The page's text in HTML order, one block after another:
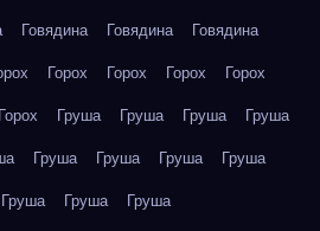
Говядина Говядина
Говядина
Горох Горох Горох
Горох
Горох Груша Груша Груша
Груша
Груша Груша Груша
Груша
Груша Груша
Груша